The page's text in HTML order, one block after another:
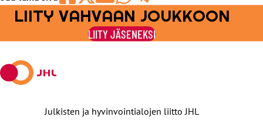
Jaa
Facebookissa
Jaa
viestipalvelu
X:ssä
Jaa
sähköpostilla
Jaa
WhatsAppilla
Jaa
Telegramilla
LIITY VAHVAAN JOUKKOON
LIITY JÄSENEKSI
Julkisten ja hyvinvointialojen liitto JHL